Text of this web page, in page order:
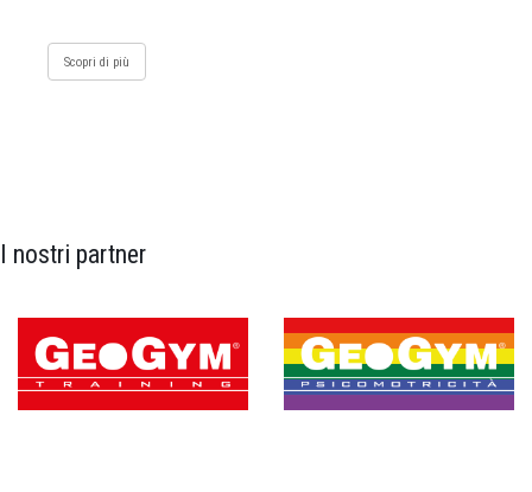
Scopri di più
I nostri partner